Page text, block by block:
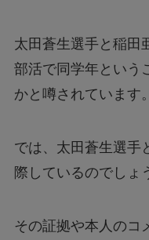
太田蒼生選手と稲田
部活で同学年という
かと噂されています。
では、太田蒼生選手
際しているのでしょ
その証拠や本人のコ